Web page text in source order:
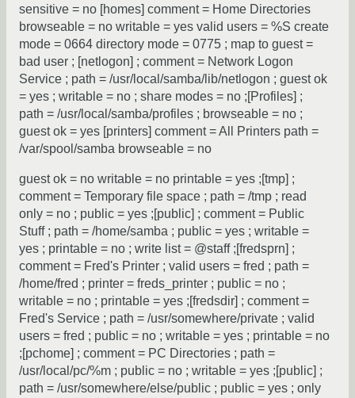
sensitive = no [homes] comment = Home Directories
browseable = no writable = yes valid users = %S create
mode = 0664 directory mode = 0775 ; map to guest =
bad user ; [netlogon] ; comment = Network Logon
Service ; path = /usr/local/samba/lib/netlogon ; guest ok
= yes ; writable = no ; share modes = no ;[Profiles] ;
path = /usr/local/samba/profiles ; browseable = no ;
guest ok = yes [printers] comment = All Printers path =
/var/spool/samba browseable = no
guest ok = no writable = no printable = yes ;[tmp] ;
comment = Temporary file space ; path = /tmp ; read
only = no ; public = yes ;[public] ; comment = Public
Stuff ; path = /home/samba ; public = yes ; writable =
yes ; printable = no ; write list = @staff ;[fredsprn] ;
comment = Fred's Printer ; valid users = fred ; path =
/home/fred ; printer = freds_printer ; public = no ;
writable = no ; printable = yes ;[fredsdir] ; comment =
Fred's Service ; path = /usr/somewhere/private ; valid
users = fred ; public = no ; writable = yes ; printable = no
;[pchome] ; comment = PC Directories ; path =
/usr/local/pc/%m ; public = no ; writable = yes ;[public] ;
path = /usr/somewhere/else/public ; public = yes ; only